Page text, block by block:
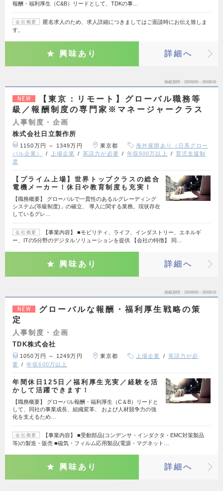
報酬・福利厚生（C&B）リードとして、TDKの事…
会社概要
匿名求人のため、求人詳細につきましてはご面談時にお伝え致しま
す。
興味あり 詳細へ
掲載期間 26/08/06～26/08/19
NEW
【東京：リモート】グローバル職務等
級／報酬制度の専門家※マネージャークラス
人事制度・企画
株式会社日立製作所
1150万円 ～ 1349万円 東京都
海外展開あり（日系グロー
バル企業）
上場企業 英語力が必要 年収600万以上
育児支援制
度
【プライム上場】世界トップクラスの総合
電機メーカー！休日や教育制度も充実！
【職務概要】 グローバルで一貫性のあるルグレーディング
システム(等級制度)」の確立、 導入に関する業務。現状存在
しているグレ…
会社概要
【事業内容】 ■モビリティ、ライフ、インダストリー、エネルギ
ー、ITの5分野のデジタルソリューションを提供 【会社の特徴】 同…
興味あり 詳細へ
掲載期間 26/08/06～26/08/19
NEW
グローバルな報酬・福利厚生戦略の策
定
人事制度・企画
TDK株式会社
1050万円 ～ 1249万円 東京都 上場企業
英語力が必
要
年収600万以上
年間休日125日／福利厚生充実／経験を活
かして活躍できます！
【職務概要】 グローバル報酬・福利厚生（C＆B）リードと
して、同社の事業成長、組織変革、 および人材競争力の強
化を支えるため…
会社概要
【事業内容】 ■受動部品(コンデンサ・インダクタ・EMC対策製品
等)の製造・販売 ■磁気・フィルム応用製品(電源・マグネット…
興味あり 詳細へ